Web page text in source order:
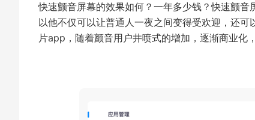
快速颤音屏幕的效果如何？一年多少钱？快速颤
以他不仅可以让普通人一夜之间变得受欢迎，还
片app，随着颤音用户井喷式的增加，逐渐商业化